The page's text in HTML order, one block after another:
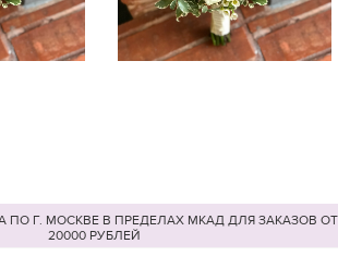
ПО Г. МОСКВЕ В ПРЕДЕЛАХ МКАД ДЛЯ ЗАКАЗОВ ОТ
20000 РУБЛЕЙ